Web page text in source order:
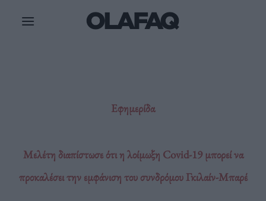
Εφημερίδα
Μελέτη διαπίστωσε ότι η λοίμωξη Covid-19 μπορεί να
προκαλέσει την εμφάνιση του συνδρόμου Γκιλαίν-Μπαρέ